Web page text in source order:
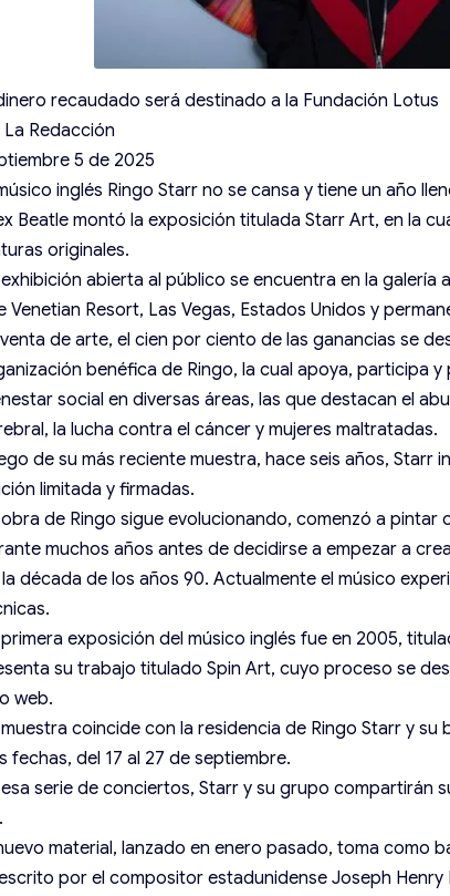
recaudado será destinado a la Fundación Lotus
La Redacción
5 de 2025
inglés Ringo Starr no se cansa y tiene un año
Beatle montó la exposición titulada Starr Art, en la
originales.
abierta al público se encuentra en la galería
Venetian Resort, Las Vegas, Estados Unidos y
de arte, el cien por ciento de las ganancias se
benéfica de Ringo, la cual apoya, participa
social en diversas áreas, las que destacan el
la lucha contra el cáncer y mujeres maltratadas.
de su más reciente muestra, hace seis años, Starr
limitada y firmadas.
de Ringo sigue evolucionando, comenzó a pintar
muchos años antes de decidirse a empezar a
década de los años 90. Actualmente el músico
exposición del músico inglés fue en 2005,
su trabajo titulado Spin Art, cuyo proceso se
web.
coincide con la residencia de Ringo Starr y su
fechas, del 17 al 27 de septiembre.
esa serie de conciertos, Starr y su grupo compartirán
material, lanzado en enero pasado, toma como
por el compositor estadunidense Joseph